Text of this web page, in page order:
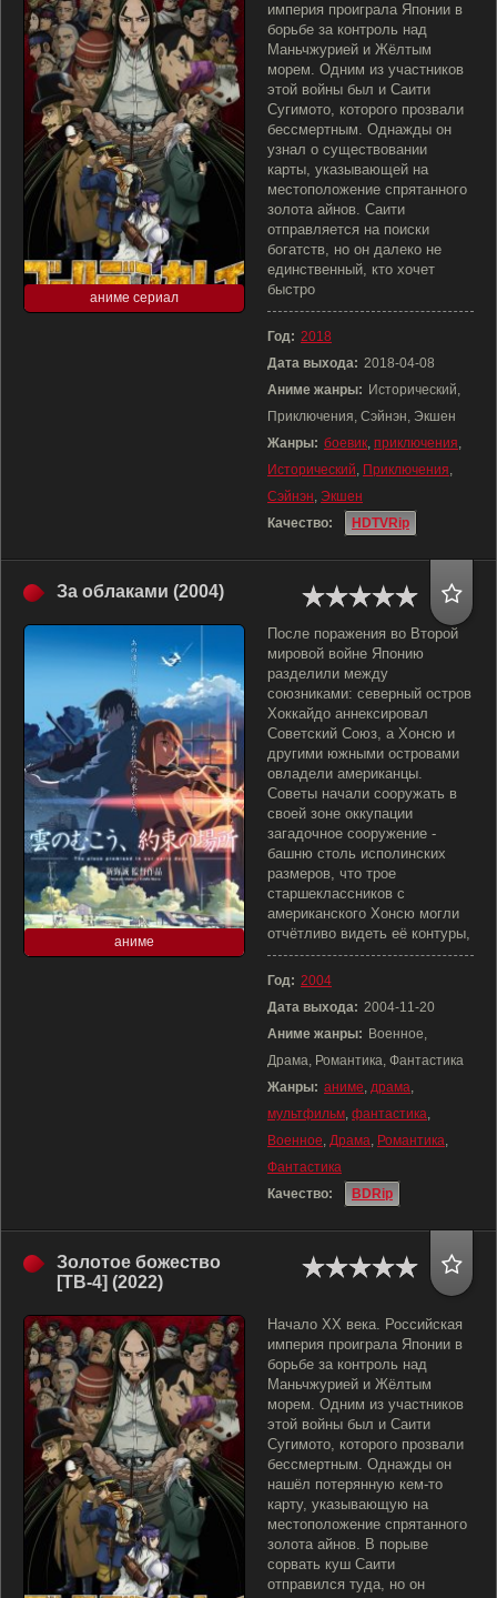
аниме сериал
империя проиграла Японии в
борьбе за контроль над
Маньчжурией и Жёлтым
морем. Одним из участников
этой войны был и Саити
Сугимото, которого прозвали
бессмертным. Однажды он
узнал о существовании
карты, указывающей на
местоположение спрятанного
золота айнов. Саити
отправляется на поиски
богатств, но он далеко не
единственный, кто хочет
быстро
Год: 2018
Дата выхода: 2018-04-08
Аниме жанры: Исторический,
Приключения, Сэйнэн, Экшен
Жанры: боевик, приключения,
Исторический, Приключения,
Сэйнэн, Экшен
Качество:
HDTVRip
За облаками (2004)
аниме
После поражения во Второй
мировой войне Японию
разделили между
союзниками: северный остров
Хоккайдо аннексировал
Советский Союз, а Хонсю и
другими южными островами
овладели американцы.
Советы начали сооружать в
своей зоне оккупации
загадочное сооружение -
башню столь исполинских
размеров, что трое
старшеклассников с
американского Хонсю могли
отчётливо видеть её контуры,
Год: 2004
Дата выхода: 2004-11-20
Аниме жанры: Военное,
Драма, Романтика, Фантастика
Жанры: аниме, драма,
мультфильм, фантастика,
Военное, Драма, Романтика,
Фантастика
Качество:
BDRip
Золотое божество
[ТВ-4] (2022)
Начало XX века. Российская
империя проиграла Японии в
борьбе за контроль над
Маньчжурией и Жёлтым
морем. Одним из участников
этой войны был и Саити
Сугимото, которого прозвали
бессмертным. Однажды он
нашёл потерянную кем-то
карту, указывающую на
местоположение спрятанного
золота айнов. B порыве
сорвать куш Саити
отправился туда, но он